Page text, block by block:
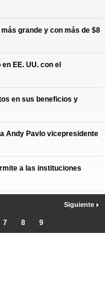
grande y con más de $8
EE. UU. con el
en sus beneficios y
Andy Pavlo vicepresidente
a las instituciones
7 8 9
Siguiente